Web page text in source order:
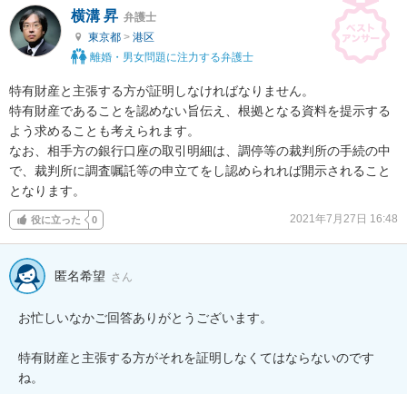
横溝 昇 弁護士
東京都 > 港区
離婚・男女問題に注力する弁護士
特有財産と主張する方が証明しなければなりません。
特有財産であることを認めない旨伝え、根拠となる資料を提示する
よう求めることも考えられます。
なお、相手方の銀行口座の取引明細は、調停等の裁判所の手続の中
で、裁判所に調査嘱託等の申立てをし認められれば開示されること
となります。
役に立った 0 2021年7月27日 16:48
匿名希望 さん
お忙しいなかご回答ありがとうございます。
特有財産と主張する方がそれを証明しなくてはならないのです
ね。